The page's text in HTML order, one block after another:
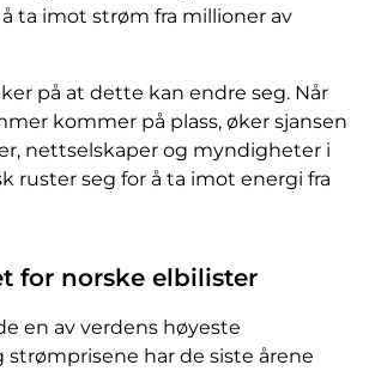
ta imot strøm fra millioner av
på at dette kan endre seg. Når
kommer på plass, øker sjansen
nettselskaper og myndigheter i
ruster seg for å ta imot energi fra
for norske elbilister
en av verdens høyeste
har de siste årene